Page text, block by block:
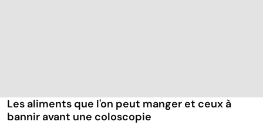
Les aliments que l'on peut manger et ceux à
bannir avant une coloscopie